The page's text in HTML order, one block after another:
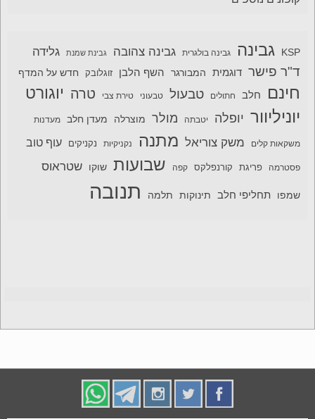
KSP גבינה גבינה בולגרית גבינה צהובה גבינת שמנת גלידה
ד"ר פישר דוגמית המבורגר השף הלבן זוגלובק חדש על המדף
חינם חלב חתולים טבעול טבעוני טירת צבי טרה יוגורט
יוניליוור יופלה יטבתה מולר מוצרלה מעדן חלב מעדנות
משקאות קלים משק צוריאל מתנה נקניקיות נקניקים עוף טוב
פסטרמה פריגת קורנפלקס קפה שבועות שוקו שטראוס
שמפו תחליפי חלב תינוקות תלמה תנובה